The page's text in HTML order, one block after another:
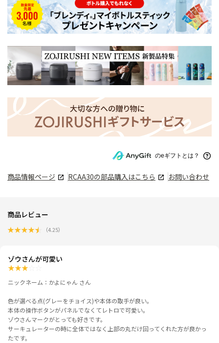
のeギフトとは？
商品情報ページ RCAA30の部品購入はこちら お問い合わせ
商品レビュー
★★★★★ （4.25）
ゾウさんが可愛い
★★★
ニックネーム：かよにゃん さん
色が選べる点(グレーをチョイス)や本体の取手が良い。
本体の操作ボタンがパネルでなくてレトロで可愛い。
ゾウさんマークがとっても好きです。
サーキュレーターの時に全体ではなく上部の丸だけ回ってくれた方が良かっ
たです。